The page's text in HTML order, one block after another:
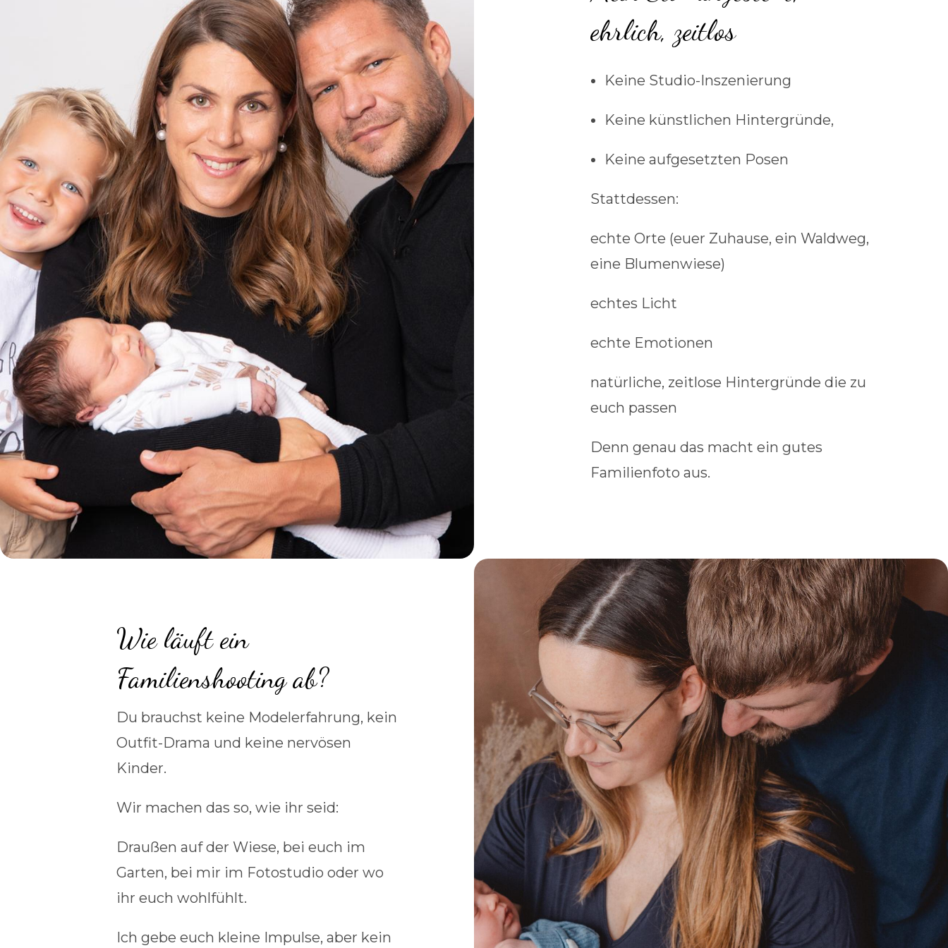
ehrlich, zeitlos
Keine Studio-Inszenierung
Keine künstlichen Hintergründe,
Keine aufgesetzten Posen
Stattdessen:
echte Orte (euer Zuhause, ein Waldweg,
eine Blumenwiese)
echtes Licht
echte Emotionen
natürliche, zeitlose Hintergründe die zu
euch passen
Denn genau das macht ein gutes
Familienfoto aus.
Wie läuft ein
Familienshooting ab?
Du brauchst keine Modelerfahrung, kein
Outfit-Drama und keine nervösen
Kinder.
Wir machen das so, wie ihr seid:
Draußen auf der Wiese, bei euch im
Garten, bei mir im Fotostudio oder wo
ihr euch wohlfühlt.
Ich gebe euch kleine Impulse, aber kein